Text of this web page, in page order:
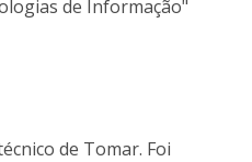
de Informação"
de Tomar. Foi